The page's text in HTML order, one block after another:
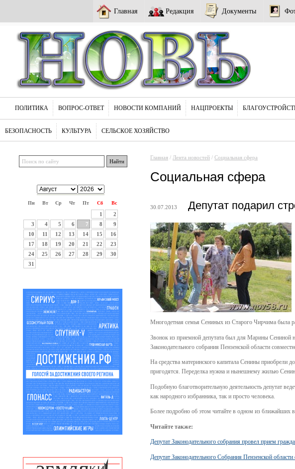
Главная Редакция Документы
ПОЛИТИКА ВОПРОС-ОТВЕТ НОВОСТИ КОМПАНИЙ НАЦПРОЕКТЫ
БЕЗОПАСНОСТЬ КУЛЬТУРА СЕЛЬСКОЕ ХОЗЯЙСТВО
Пн Вт Ср Чт Пт Сб Вс
1
2
3
4 5 6 7 8
9
10
11 12 13 14 15
16
17
18 19 20 21 22
23
24
25 26 27 28 29
30
31
Главная / Лента новостей / Социальная сфера
Социальная сфера
30.07.2013 Депутат подарил
Многодетная семья Сениных из Старого Чирчима была
Звонок из приемной депутата был для Марины Сениной
Законодательного собрания Пензенской области
На средства материнского капитала Сенины приобрели
пригодятся. Переделка нужна и нынешнему жилью
Подобную благотворительную деятельность депутат
как народного избранника, так и просто человека.
Более подробно об этом читайте в одном из ближайших
Читайте также:
Депутат Законодательного собрания провел прием
Депутат Законодательного Собрания Пензенской